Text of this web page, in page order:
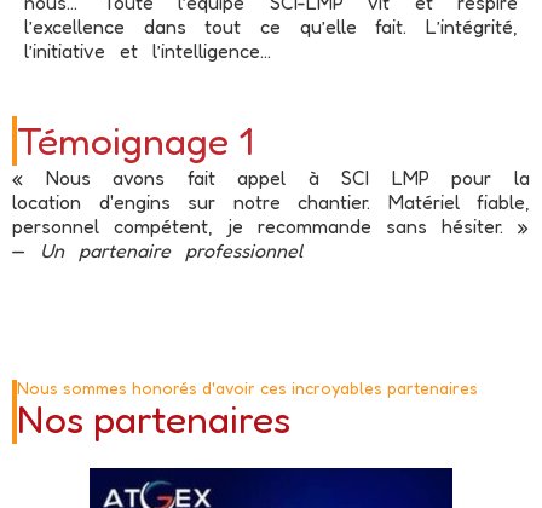
l’excellence dans tout ce qu’elle fait. L’intégrité,
l’initiative et l’intelligence...
Témoignage 1
« Nous avons fait appel à SCI LMP pour la
location d'engins sur notre chantier. Matériel fiable,
personnel compétent, je recommande sans hésiter. »
— Un partenaire professionnel
Nous sommes honorés d'avoir ces incroyables partenaires
Nos partenaires